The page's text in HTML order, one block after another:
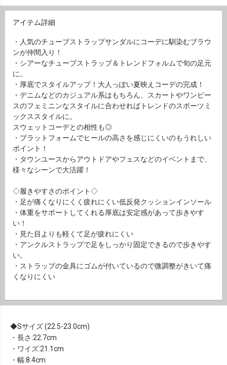
アイテム詳細
・人気のチューブストラップサンダルにコーデに馴染むブラウ
ンが仲間入り！
・シアーなチューブストラップ＆トレンドフォルムで旬の足元
に。
・厚底でスタイルアップ！大人っぽい夏映えコーデの完成！
・デニムなどのカジュアル系はもちろん、スカートやワンピー
スのフェミニンなスタイルに合わせればトレンドのスポーツミ
ックススタイルに。
スウェットコーデとの相性も◎
・プラットフォームでヒールの高さを感じにくいのもうれしい
ポイント！
・タウンユースからアウトドアやフェスなどのイベントまで、
様々なシーンで大活躍！
◇履きやすさのポイント◇
・足が痛くなりにくく疲れにくい低反発クッションインソール
・体重をサポートしてくれる厚底は安定感があって歩きやす
い！
・見た目よりも軽くて足が疲れにくい
・アンクルストラップで足をしっかり固定できるので歩きやす
い。
・ストラップの金具にゴムが付いているので微調整がきいて痛
くなりにくい
Sサイズ (22.5-23.0cm)
・長さ:22.7cm
・ワイズ:21.1cm
・幅:8.4cm